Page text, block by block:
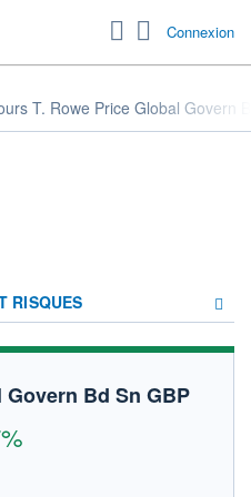
Connexion
T. Rowe Price Global Govern
RISQUES
Bd Sn GBP